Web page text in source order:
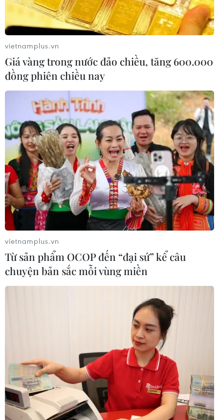
Nam ở nước ngoài, trả lời phỏng vấn làm rõ ý nghĩa,
mục đích của những điểm mới, kết quả nổi bật trong
công tác người Việt Nam ở nước ngoài.
Triển khai toàn diện, mạnh mẽ công tác
người Việt ở nước ngoài
29/06/2022 10:22
Hội nghị nhằm khẳng định chủ trương, chính sách nhất
quán của Đảng và Nhà nước Việt Nam về củng cố
vững chắc khối đại đoàn kết toàn dân tộc; trong đó
vietnamplus.vn
Giá vàng trong nước đảo chiều, tăng 600.000
đồng phiên chiều nay
vietnamplus.vn
Từ sản phẩm OCOP đến “đại sứ” kể câu
chuyện bản sắc mỗi vùng miền